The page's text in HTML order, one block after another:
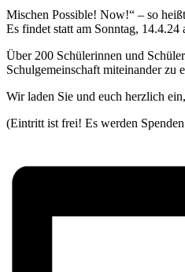
Mischen Possible! Now!“ – so
Es findet statt am Sonntag,
Über 200 Schülerinnen und
Schulgemeinschaft miteinander zu
Wir laden Sie und euch herzlich
(Eintritt ist frei! Es werden